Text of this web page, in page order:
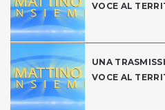
VOCE AL
UNA
VOCE AL